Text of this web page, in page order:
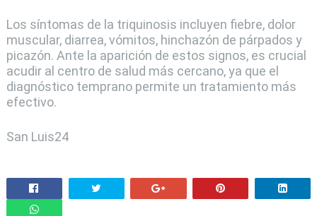
Los síntomas de la triquinosis incluyen fiebre, dolor
muscular, diarrea, vómitos, hinchazón de párpados y
picazón. Ante la aparición de estos signos, es crucial
acudir al centro de salud más cercano, ya que el
diagnóstico temprano permite un tratamiento más
efectivo.
San Luis24